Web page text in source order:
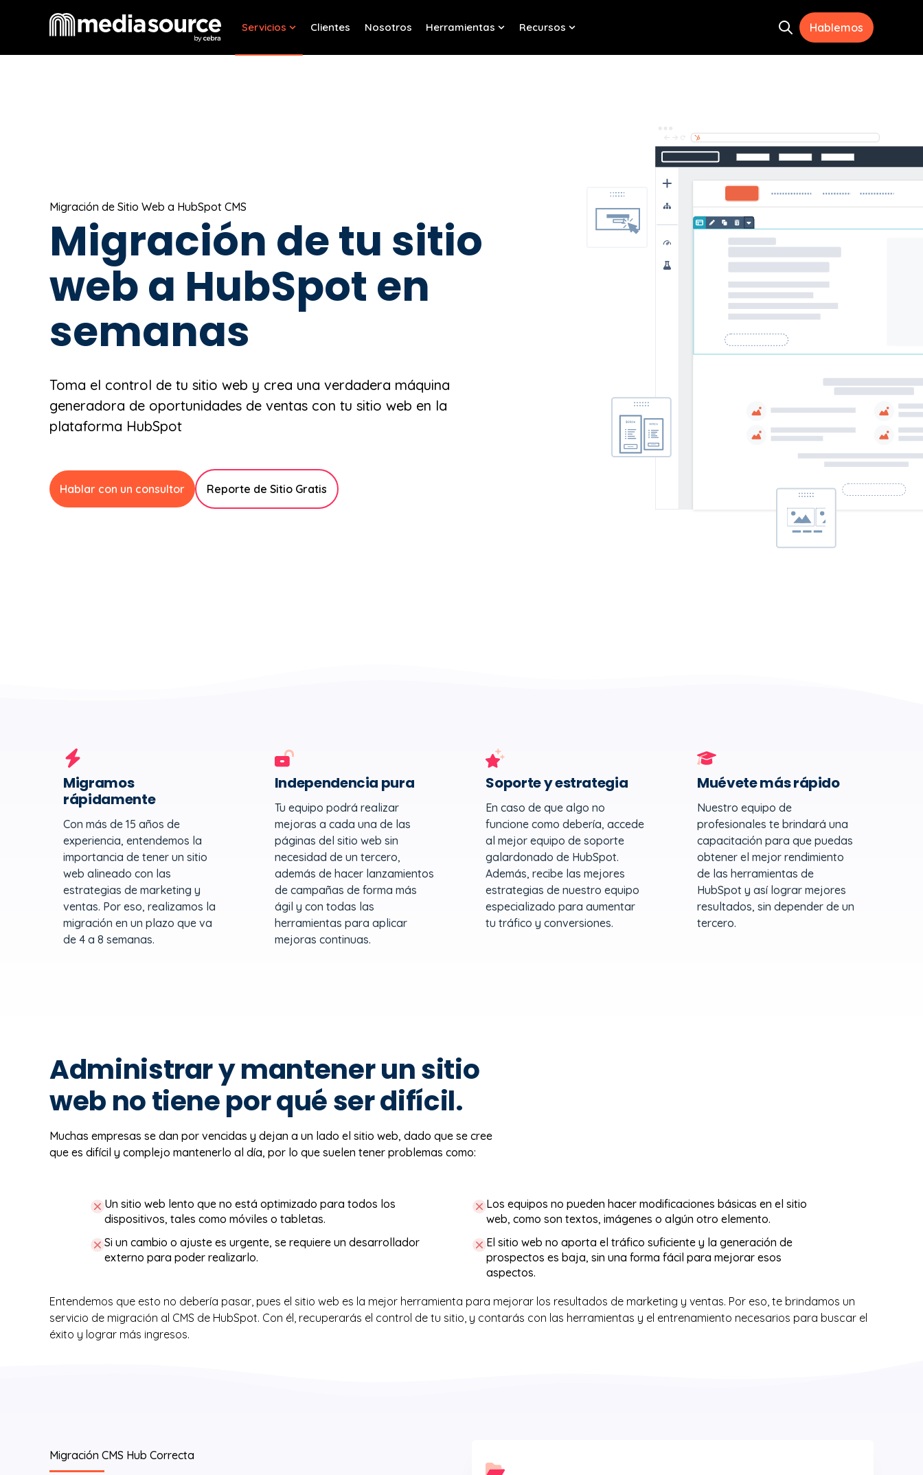
Servicios
Show submenu for Servicios
Clientes Nosotros Herramientas
Show submenu for Herramientas
Recursos Open search
Hablemos
Migración de Sitio Web a HubSpot CMS
Migración de tu sitio
web a HubSpot en
semanas
Toma el control de tu sitio web y crea una verdadera máquina
generadora de oportunidades de ventas con tu sitio web en la
plataforma HubSpot
Hablar con un consultor Reporte de Sitio Gratis
Migramos
rápidamente
Con más de 15 años de
experiencia, entendemos la
importancia de tener un sitio
web alineado con las
estrategias de marketing y
ventas. Por eso, realizamos la
migración en un plazo que va
de 4 a 8 semanas.
Independencia pura
Tu equipo podrá realizar
mejoras a cada una de las
páginas del sitio web sin
necesidad de un tercero,
además de hacer lanzamientos
de campañas de forma más
ágil y con todas las
herramientas para aplicar
mejoras continuas.
Soporte y estrategia
En caso de que algo no
funcione como debería, accede
al mejor equipo de soporte
galardonado de HubSpot.
Además, recibe las mejores
estrategias de nuestro equipo
especializado para aumentar
tu tráfico y conversiones.
Muévete más rápido
Nuestro equipo de
profesionales te brindará una
capacitación para que puedas
obtener el mejor rendimiento
de las herramientas de
HubSpot y así lograr mejores
resultados, sin depender de un
tercero.
Administrar y mantener un sitio
web no tiene por qué ser difícil.
Muchas empresas se dan por vencidas y dejan a un lado el sitio web, dado que se cree
que es difícil y complejo mantenerlo al día, por lo que suelen tener problemas como:
Un sitio web lento que no está optimizado para todos los
dispositivos, tales como móviles o tabletas.
Los equipos no pueden hacer modificaciones básicas en el sitio
web, como son textos, imágenes o algún otro elemento.
Si un cambio o ajuste es urgente, se requiere un desarrollador
externo para poder realizarlo.
El sitio web no aporta el tráfico suficiente y la generación de
prospectos es baja, sin una forma fácil para mejorar esos
aspectos.
Entendemos que esto no debería pasar, pues el sitio web es la mejor herramienta para mejorar los resultados de marketing y ventas. Por eso, te brindamos un
servicio de migración al CMS de HubSpot. Con él, recuperarás el control de tu sitio, y contarás con las herramientas y el entrenamiento necesarios para buscar el
éxito y lograr más ingresos.
Migración CMS Hub Correcta